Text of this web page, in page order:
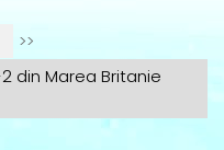
>>
din Marea Britanie